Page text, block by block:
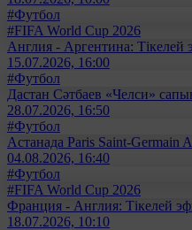
#Футбол
#FIFA World Cup 2026
Англия - Аргентина: Тікелей
15.07.2026, 16:00
#Футбол
Дастан Сәтбаев «Челси»
28.07.2026, 16:50
#Футбол
Астанада Paris Saint-Germain
04.08.2026, 16:40
#Футбол
#FIFA World Cup 2026
Франция - Англия: Тікелей
18.07.2026, 10:10